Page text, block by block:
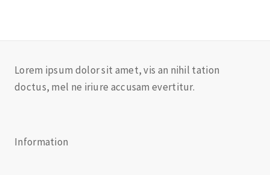
Lorem ipsum dolor sit amet, vis an nihil tation
doctus, mel ne iriure accusam evertitur.
Information